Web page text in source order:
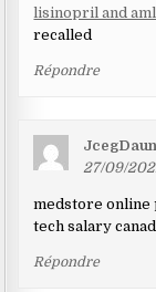
lisinopril and
recalled
Répondre
27/09/
medstore
tech salary
Répondre